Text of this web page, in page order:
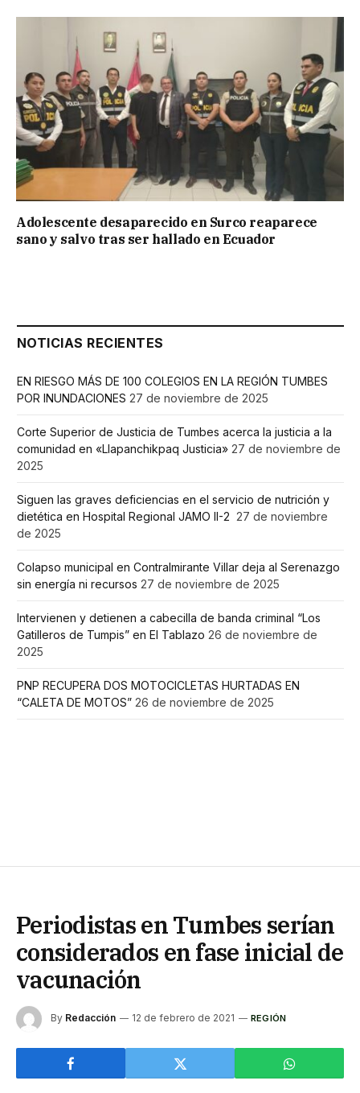
Adolescente desaparecido en Surco reaparece
sano y salvo tras ser hallado en Ecuador
NOTICIAS RECIENTES
EN RIESGO MÁS DE 100 COLEGIOS EN LA REGIÓN TUMBES
POR INUNDACIONES 27 de noviembre de 2025
Corte Superior de Justicia de Tumbes acerca la justicia a la
comunidad en «Llapanchikpaq Justicia» 27 de noviembre de
2025
Siguen las graves deficiencias en el servicio de nutrición y
dietética en Hospital Regional JAMO II-2 27 de noviembre
de 2025
Colapso municipal en Contralmirante Villar deja al Serenazgo
sin energía ni recursos 27 de noviembre de 2025
Intervienen y detienen a cabecilla de banda criminal “Los
Gatilleros de Tumpis” en El Tablazo 26 de noviembre de
2025
PNP RECUPERA DOS MOTOCICLETAS HURTADAS EN
“CALETA DE MOTOS” 26 de noviembre de 2025
Periodistas en Tumbes serían
considerados en fase inicial de
vacunación
By Redacción 12 de febrero de 2021 REGIÓN